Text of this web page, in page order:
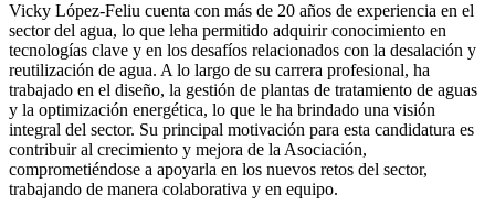
Vicky López-Feliu cuenta con más de 20 años de experiencia en el
sector del agua, lo que leha permitido adquirir conocimiento en
tecnologías clave y en los desafíos relacionados con la desalación y
reutilización de agua. A lo largo de su carrera profesional, ha
trabajado en el diseño, la gestión de plantas de tratamiento de aguas
y la optimización energética, lo que le ha brindado una visión
integral del sector. Su principal motivación para esta candidatura es
contribuir al crecimiento y mejora de la Asociación,
comprometiéndose a apoyarla en los nuevos retos del sector,
trabajando de manera colaborativa y en equipo.